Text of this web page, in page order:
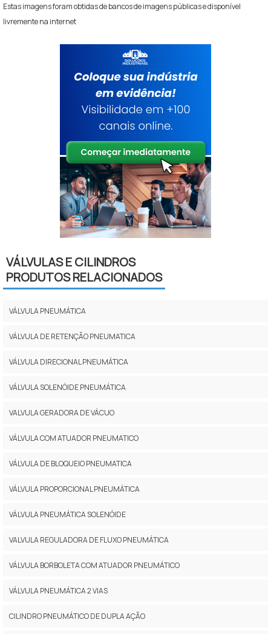
Estas imagens foram obtidas de bancos de imagens públicas e disponível
livremente na internet
VÁLVULAS E CILINDROS
PRODUTOS RELACIONADOS
VÁLVULA PNEUMÁTICA
VÁLVULA DE RETENÇÃO PNEUMATICA
VÁLVULA DIRECIONAL PNEUMÁTICA
VÁLVULA SOLENÓIDE PNEUMÁTICA
VALVULA GERADORA DE VÁCUO
VÁLVULA COM ATUADOR PNEUMATICO
VÁLVULA DE BLOQUEIO PNEUMATICA
VÁLVULA PROPORCIONAL PNEUMÁTICA
VÁLVULA PNEUMÁTICA SOLENÓIDE
VALVULA REGULADORA DE FLUXO PNEUMÁTICA
VÁLVULA BORBOLETA COM ATUADOR PNEUMÁTICO
VÁLVULA PNEUMÁTICA 2 VIAS
CILINDRO PNEUMÁTICO DE DUPLA AÇÃO